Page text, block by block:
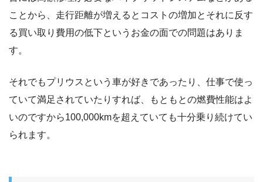
ことから、走行距離が増えるとコストの増加とそれに反す
る買い取り費用の低下というお金の面での問題はありま
す。
それでもプリウスという車が好きであったり、仕事で使っ
ていて満足されていたりすれば、もともとの燃費性能はよ
いのですから100,000kmを超えていても十分乗り続けてい
られます。